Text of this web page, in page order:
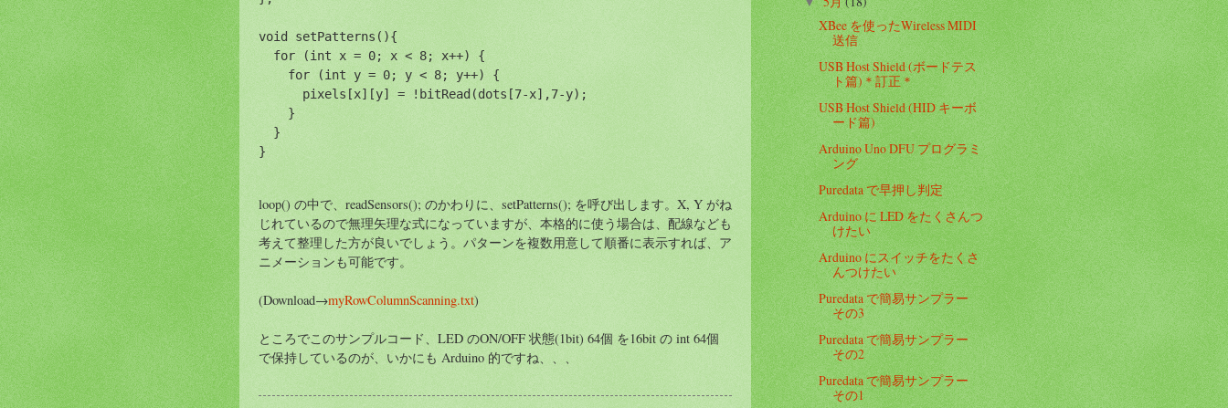
void setPatterns(){
  for (int x = 0; x < 8; x++) {
    for (int y = 0; y < 8; y++) {
      pixels[x][y] = !bitRead(dots[7-x],7-y);
    }
  }
}
loop() の中で、readSensors(); のかわりに、setPatterns(); を呼び出します。X, Y がね
じれているので無理矢理な式になっていますが、本格的に使う場合は、配線なども
考えて整理した方が良いでしょう。パターンを複数用意して順番に表示すれば、ア
ニメーションも可能です。
(Download→myRowColumnScanning.txt)
ところでこのサンプルコード、LED のON/OFF 状態(1bit) 64個 を16bit の int 64個
で保持しているのが、いかにも Arduino 的ですね、、、
XBee を使ったWireless MIDI
送信
USB Host Shield (ボードテス
ト篇)＊訂正＊
USB Host Shield (HID キーボ
ード篇)
Arduino Uno DFU プログラミ
ング
Puredata で早押し判定
Arduino に LED をたくさんつ
けたい
Arduino にスイッチをたくさ
んつけたい
Puredata で簡易サンプラー
その3
Puredata で簡易サンプラー
その2
Puredata で簡易サンプラー
その1